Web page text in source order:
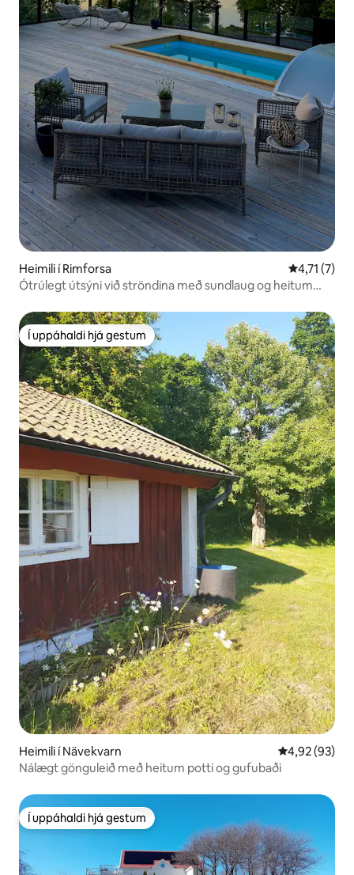
Heimili í Rimforsa 4,71 af 5 í
4,71 (7)
Ótrúlegt útsýni við ströndina með sundlaug og heitum
Í uppáhaldi hjá gestum
Í uppáhaldi hjá gestum
Heimili í Nävekvarn 4,92 af 5 í
4,92 (93)
Nálægt gönguleið með heitum potti og gufubaði
Í uppáhaldi hjá gestum
Í uppáhaldi hjá gestum